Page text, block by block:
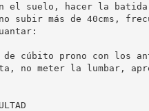
el suelo, hacer la
subir más de 40cms,
cúbito prono con los
no meter la lumbar,